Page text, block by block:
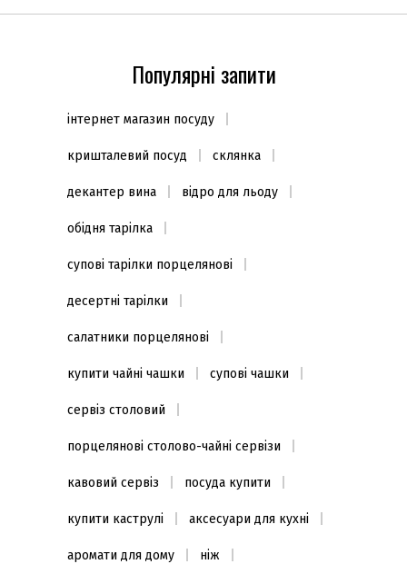
Популярні запити
інтернет магазин посуду
кришталевий посуд склянка
декантер вина відро для льоду
обідня тарілка
супові тарілки порцелянові
десертні тарілки
салатники порцелянові
купити чайні чашки супові чашки
сервіз столовий
порцелянові столово-чайні сервізи
кавовий сервіз посуда купити
купити каструлі аксесуари для кухні
аромати для дому ніж